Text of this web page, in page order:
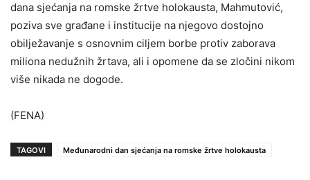
dana sjećanja na romske žrtve holokausta, Mahmutović,
poziva sve građane i institucije na njegovo dostojno
obilježavanje s osnovnim ciljem borbe protiv zaborava
miliona nedužnih žrtava, ali i opomene da se zločini nikom
više nikada ne dogode.
(FENA)
TAGOVI Međunarodni dan sjećanja na romske žrtve holokausta